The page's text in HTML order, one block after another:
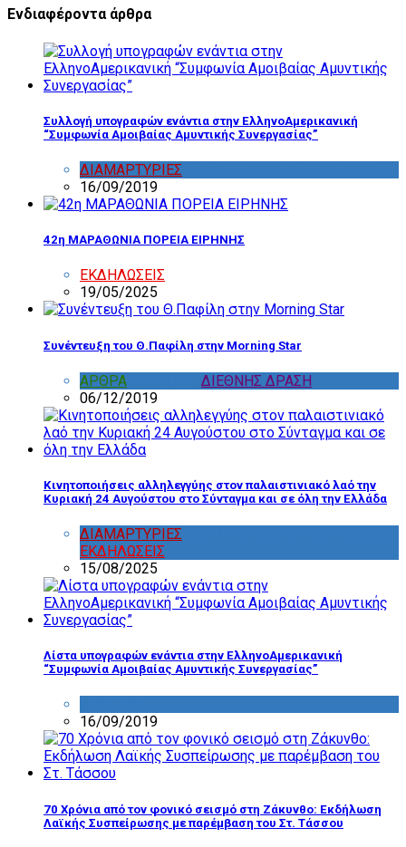
Ενδιαφέροντα άρθρα
Συλλογή υπογραφών ενάντια στην ΕλληνοΑμερικανική
“Συμφωνία Αμοιβαίας Αμυντικής Συνεργασίας”
ΔΙΑΜΑΡΤΥΡΙΕΣ
16/09/2019
42η ΜΑΡΑΘΩΝΙΑ ΠΟΡΕΙΑ ΕΙΡΗΝΗΣ
ΕΚΔΗΛΩΣΕΙΣ
19/05/2025
Συνέντευξη του Θ.Παφίλη στην Morning Star
ΑΡΘΡΑ
ΔΙΕΘΝΗΣ ΔΡΑΣΗ
06/12/2019
Κινητοποιήσεις αλληλεγγύης στον παλαιστινιακό λαό την
Κυριακή 24 Αυγούστου στο Σύνταγμα και σε όλη την Ελλάδα
ΔΙΑΜΑΡΤΥΡΙΕΣ
ΕΚΔΗΛΩΣΕΙΣ
15/08/2025
Λίστα υπογραφών ενάντια στην ΕλληνοΑμερικανική
“Συμφωνία Αμοιβαίας Αμυντικής Συνεργασίας”
16/09/2019
70 Χρόνια από τον φονικό σεισμό στη Ζάκυνθο: Εκδήλωση
Λαϊκής Συσπείρωσης με παρέμβαση του Στ. Τάσσου